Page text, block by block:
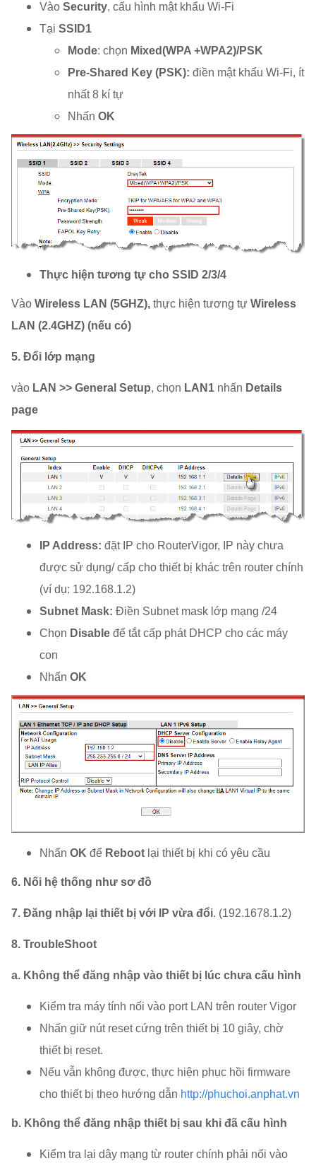
Vào Security, cấu hình mật khẩu Wi-Fi
Tại SSID1
Mode: chọn Mixed(WPA +WPA2)/PSK
Pre-Shared Key (PSK): điền mật khẩu Wi-Fi, ít
nhất 8 kí tự
Nhấn OK
Thực hiện tương tự cho SSID 2/3/4
Vào Wireless LAN (5GHZ), thực hiện tương tự Wireless
LAN (2.4GHZ) (nếu có)
5. Đổi lớp mạng
vào LAN >> General Setup, chọn LAN1 nhấn Details
page
IP Address: đặt IP cho RouterVigor, IP này chưa
được sử dụng/ cấp cho thiết bị khác trên router chính
(ví dụ: 192.168.1.2)
Subnet Mask: Điền Subnet mask lớp mạng /24
Chọn Disable để tắt cấp phát DHCP cho các máy
con
Nhấn OK
Nhấn OK để Reboot lại thiết bị khi có yêu cầu
6. Nối hệ thống như sơ đồ
7. Đăng nhập lại thiết bị với IP vừa đổi. (192.1678.1.2)
8. TroubleShoot
a. Không thể đăng nhập vào thiết bị lúc chưa cấu hình
Kiểm tra máy tính nối vào port LAN trên router Vigor
Nhấn giữ nút reset cứng trên thiết bị 10 giây, chờ
thiết bị reset.
Nếu vẫn không được, thực hiện phục hồi firmware
cho thiết bị theo hướng dẫn http://phuchoi.anphat.vn
b. Không thể đăng nhập thiết bị sau khi đã cấu hình
Kiểm tra lại dây mạng từ router chính phải nối vào